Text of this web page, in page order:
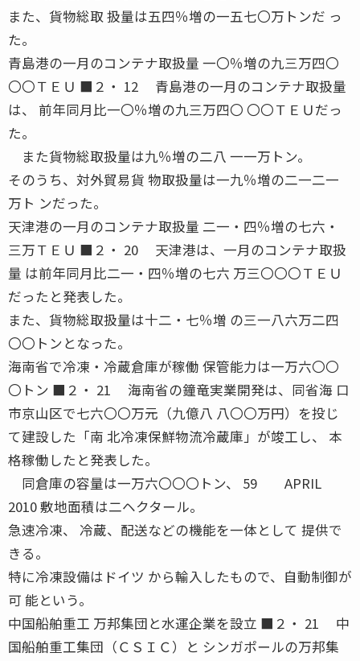
また、貨物総取 扱量は五四％増の一五七〇万トンだ っ
た。
青島港の一月のコンテナ取扱量 一〇％増の九三万四〇
〇〇ＴＥＵ ■２・ 12 青島港の一月のコンテナ取扱量
は、 前年同月比一〇％増の九三万四〇 〇〇ＴＥＵだっ
た。
また貨物総取扱量は九％増の二八 一一万トン。
そのうち、対外貿易貨 物取扱量は一九％増の二一二一
万ト ンだった。
天津港の一月のコンテナ取扱量 二一・四％増の七六・
三万ＴＥＵ ■２・ 20 天津港は、一月のコンテナ取扱
量 は前年同月比二一・四％増の七六 万三〇〇〇ＴＥＵ
だったと発表した。
また、貨物総取扱量は十二・七％増 の三一八六万二四
〇〇トンとなった。
海南省で冷凍・冷蔵倉庫が稼働 保管能力は一万六〇〇
〇トン ■２・ 21 海南省の鐘竜実業開発は、同省海 口
市京山区で七六〇〇万元（九億八 八〇〇万円）を投じ
て建設した「南 北冷凍保鮮物流冷蔵庫」が竣工し、 本
格稼働したと発表した。
同倉庫の容量は一万六〇〇〇トン、 59 APRIL
2010 敷地面積は二ヘクタール。
急速冷凍、 冷蔵、配送などの機能を一体として 提供で
きる。
特に冷凍設備はドイツ から輸入したもので、自動制御が
可 能という。
中国船舶重工 万邦集団と水運企業を設立 ■２・ 21 中
国船舶重工集団（ＣＳＩＣ）と シンガポールの万邦集